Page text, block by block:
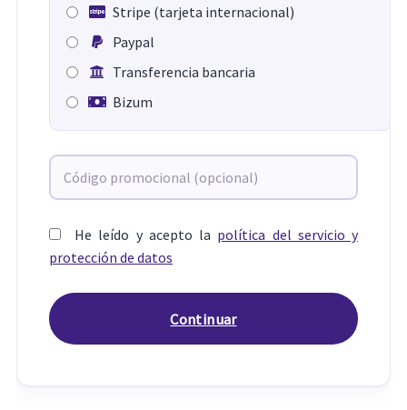
Stripe (tarjeta internacional)
Paypal
Transferencia bancaria
Bizum
He leído y acepto la política del servicio y
protección de datos